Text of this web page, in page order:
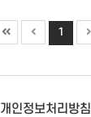
1
개인정보처리방침